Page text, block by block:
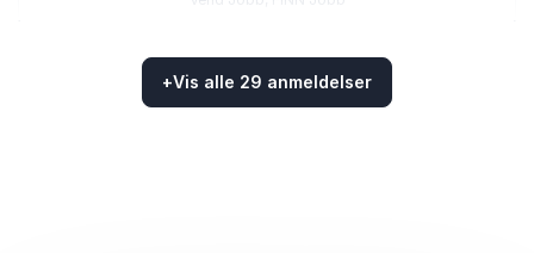
+Vis alle 29 anmeldelser